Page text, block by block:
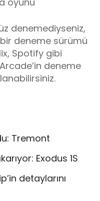
denemediyseniz,
deneme sürümü
Spotify gibi
deneme
Tremont
Exodus 1S
detaylarını